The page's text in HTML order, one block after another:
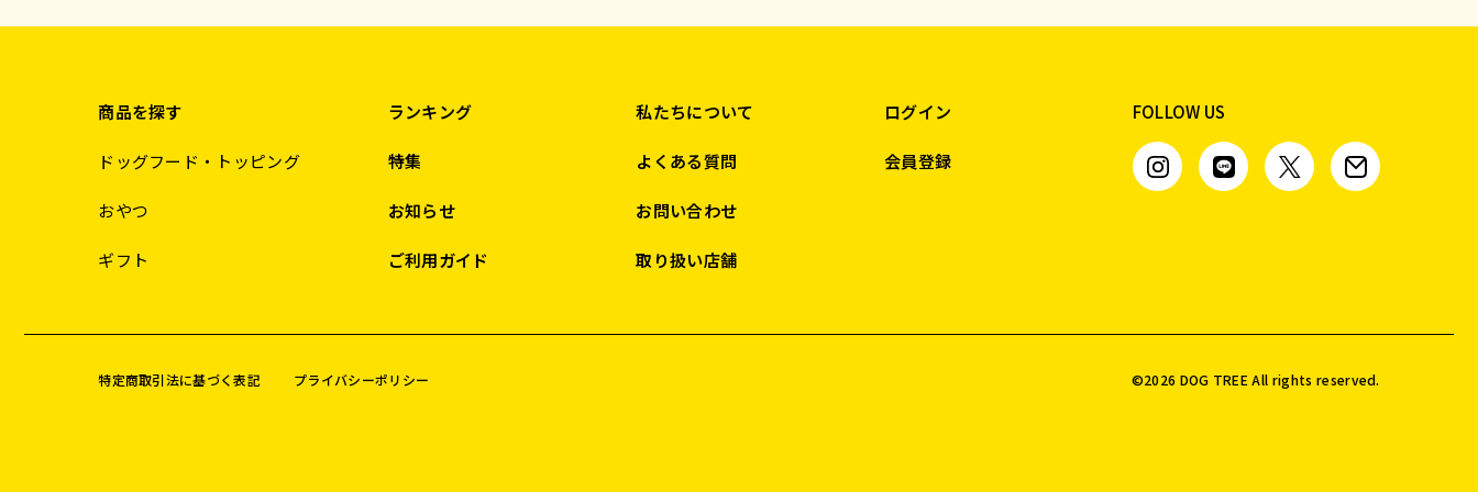
FOLLOW US
商品を探す
ドッグフード・トッピング
おやつ
ギフト
ランキング
特集
お知らせ
ご利用ガイド
私たちについて
よくある質問
お問い合わせ
取り扱い店舗
ログイン
会員登録
特定商取引法に基づく表記 プライバシーポリシー ©️2026 DOG TREE All rights reserved.